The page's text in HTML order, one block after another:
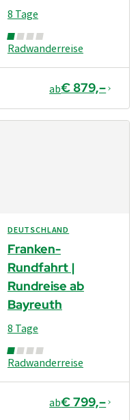
Radwanderreise
8 Tage
ab€ 879,–
DEUTSCHLAND
Franken-
Rundfahrt |
Rundreise ab
Bayreuth
Radwanderreise
8 Tage
ab€ 799,–